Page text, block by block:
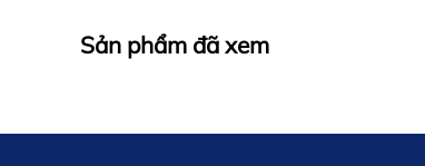
Sản phẩm đã xem